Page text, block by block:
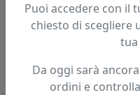
Articolo non trovato.
Hai trovato questo
Puoi accedere con il
chiesto di scegliere
tua
Da oggi sarà
ordini e